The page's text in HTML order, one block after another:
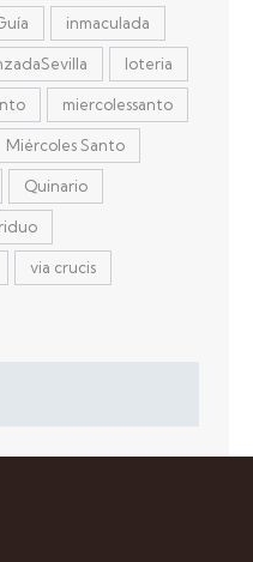
inmaculada
loteria
miercolessanto
Miércoles Santo
Quinario
via crucis